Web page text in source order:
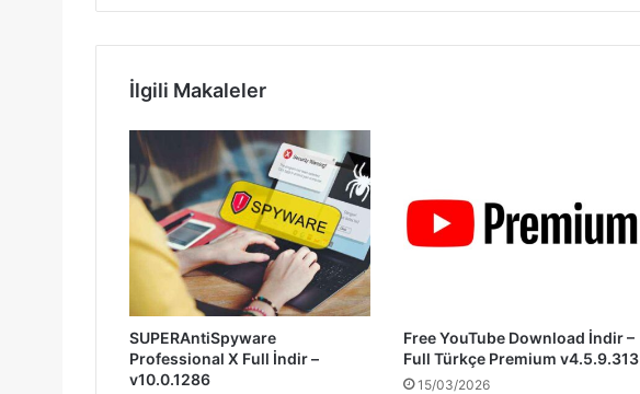
İlgili Makaleler
SUPERAntiSpyware
Professional X Full İndir –
v10.0.1286
Free YouTube Download İndir –
Full Türkçe Premium v4.5.9.313
15/03/2026